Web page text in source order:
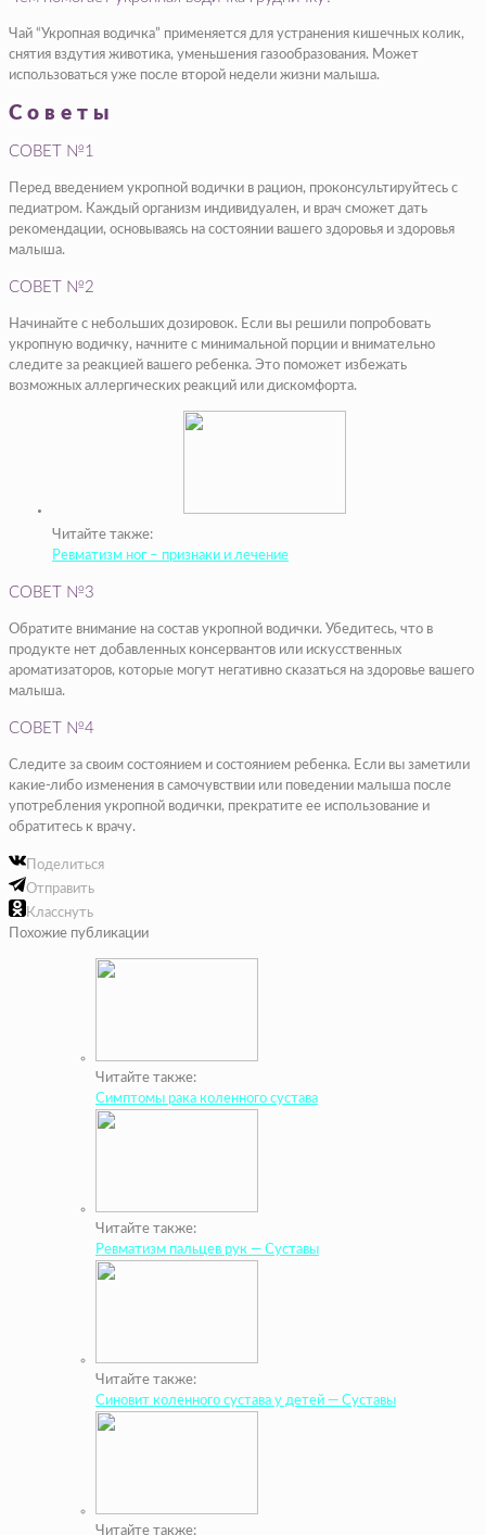
Чай “Укропная водичка” применяется для устранения кишечных колик,
снятия вздутия животика, уменьшения газообразования. Может
использоваться уже после второй недели жизни малыша.
Советы
СОВЕТ №1
Перед введением укропной водички в рацион, проконсультируйтесь с
педиатром. Каждый организм индивидуален, и врач сможет дать
рекомендации, основываясь на состоянии вашего здоровья и здоровья
малыша.
СОВЕТ №2
Начинайте с небольших дозировок. Если вы решили попробовать
укропную водичку, начните с минимальной порции и внимательно
следите за реакцией вашего ребенка. Это поможет избежать
возможных аллергических реакций или дискомфорта.
Читайте также:
Ревматизм ног – признаки и лечение
СОВЕТ №3
Обратите внимание на состав укропной водички. Убедитесь, что в
продукте нет добавленных консервантов или искусственных
ароматизаторов, которые могут негативно сказаться на здоровье вашего
малыша.
СОВЕТ №4
Следите за своим состоянием и состоянием ребенка. Если вы заметили
какие-либо изменения в самочувствии или поведении малыша после
употребления укропной водички, прекратите ее использование и
обратитесь к врачу.
Поделиться
Отправить
Класснуть
Похожие публикации
Читайте также:
Симптомы рака коленного сустава
Читайте также:
Ревматизм пальцев рук — Суставы
Читайте также:
Синовит коленного сустава у детей — Суставы
Читайте также: